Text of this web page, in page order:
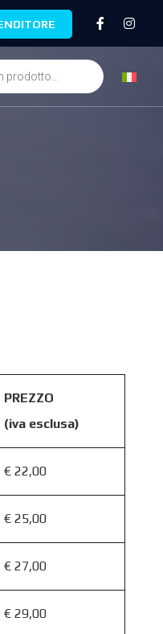
PREZZO
(iva esclusa)
€ 22,00
€ 25,00
€ 27,00
€ 29,00